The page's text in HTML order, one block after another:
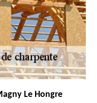
Le Hongre